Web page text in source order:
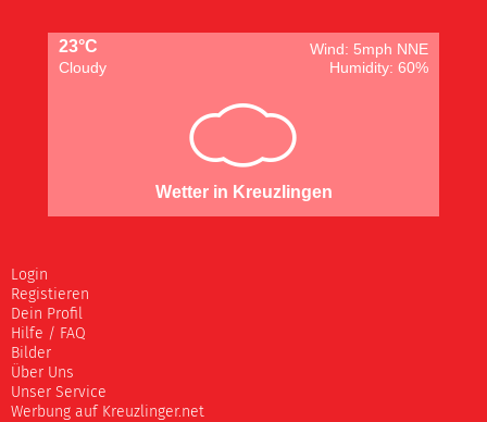
23°C
Wind: 5mph NNE
Cloudy
Humidity: 60%
Wetter in Kreuzlingen
Login
Registieren
Dein Profil
Hilfe / FAQ
Bilder
Über Uns
Unser Service
Werbung auf Kreuzlinger.net